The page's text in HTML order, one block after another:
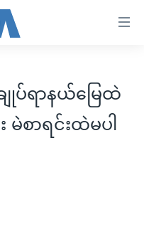
ပ်ရာနယ်မြေထဲ
စာရင်းထဲမပါ